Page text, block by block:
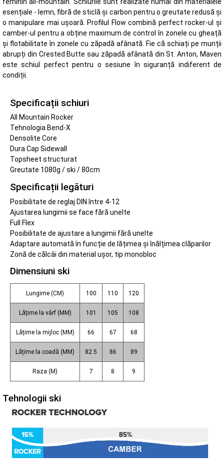
esențiale - lemn, fibră de sticlă și carbon pentru o greutate redusă și
o manipulare mai ușoară. Profilul Flow combină perfect rocker-ul și
camber-ul pentru a obține maximum de control în zonele cu gheață
și flotabilitate în zonele cu zăpadă afânată. Fie că schiați pe munții
abrupți din Crested Butte sau zăpadă afânată din St. Anton, Maven
este schiul perfect pentru o sesiune în siguranță indiferent de
condiții.
Specificații schiuri
All Mountain Rocker
Tehnologia Bend-X
Densolite Core
Dura Cap Sidewall
Topsheet structurat
Greutate 1080g / ski / 80cm
Specificații legături
Posibilitate de reglaj DIN între 4-12
Ajustarea lungimii se face fără unelte
Full Flex
Posibilitate de ajustare a lungimii fără unelte
Adaptare automată în funcție de lățimea și înălțimea clăparilor
Zonă de călcâi din material ușor, tip monobloc
Dimensiuni ski
Lungime (CM) 100 110 120
Lățime la vârf (MM) 101 105 108
Lățime la mijloc (MM) 66 67 68
Lățime la coadă (MM) 82.5 86 89
Raza (M) 7 8 9
Tehnologii ski